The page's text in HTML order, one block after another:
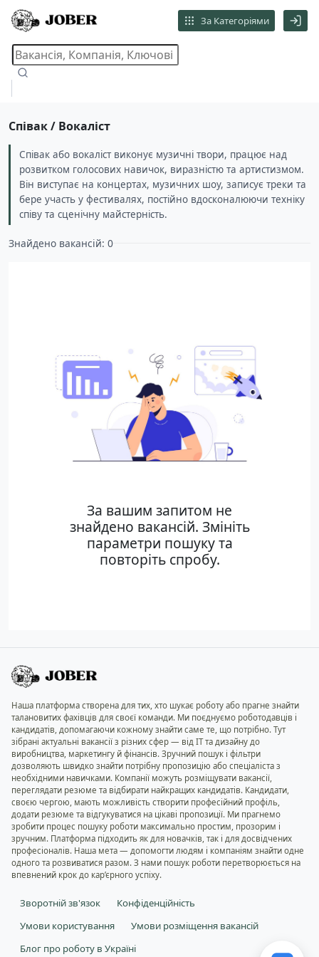
За Категоріями
Співак / Вокаліст
Співак або вокаліст виконує музичні твори, працює над
розвитком голосових навичок, виразністю та артистизмом.
Він виступає на концертах, музичних шоу, записує треки та
бере участь у фестивалях, постійно вдосконалюючи техніку
співу та сценічну майстерність.
Знайдено вакансій: 0
За вашим запитом не
знайдено вакансій. Змініть
параметри пошуку та
повторіть спробу.
Наша платформа створена для тих, хто шукає роботу або прагне знайти
талановитих фахівців для своєї команди. Ми поєднуємо роботодавців і
кандидатів, допомагаючи кожному знайти саме те, що потрібно. Тут
зібрані актуальні вакансії з різних сфер — від IT та дизайну до
виробництва, маркетингу й фінансів. Зручний пошук і фільтри
дозволяють швидко знайти потрібну пропозицію або спеціаліста з
необхідними навичками. Компанії можуть розміщувати вакансії,
переглядати резюме та відбирати найкращих кандидатів. Кандидати,
своєю чергою, мають можливість створити професійний профіль,
додати резюме та відгукуватися на цікаві пропозиції. Ми прагнемо
зробити процес пошуку роботи максимально простим, прозорим і
зручним. Платформа підходить як для новачків, так і для досвідчених
професіоналів. Наша мета — допомогти людям і компаніям знайти одне
одного та розвиватися разом. З нами пошук роботи перетворюється на
впевнений крок до кар’єрного успіху.
Зворотній зв'язок
Конфіденційність
Умови користування
Умови розміщення вакансій
Блог про роботу в Україні